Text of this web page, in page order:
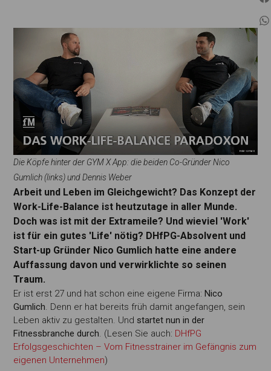
Die Köpfe hinter der GYM X App: die beiden Co-Gründer Nico
Gumlich (links) und Dennis Weber
Arbeit und Leben im Gleichgewicht? Das Konzept der
Work-Life-Balance ist heutzutage in aller Munde.
Doch was ist mit der Extrameile? Und wieviel 'Work'
ist für ein gutes 'Life' nötig? DHfPG-Absolvent und
Start-up Gründer Nico Gumlich hatte eine andere
Auffassung davon und verwirklichte so seinen
Traum.
Er ist erst 27 und hat schon eine eigene Firma:Nico
Gumlich. Denn er hat bereits früh damit angefangen, sein
Leben aktiv zu gestalten. Und startet nun in der
Fitnessbranche durch. (Lesen Sie auch: DHfPG
Erfolgsgeschichten – Vom Fitnesstrainer im Gefängnis zum
eigenen Unternehmen)